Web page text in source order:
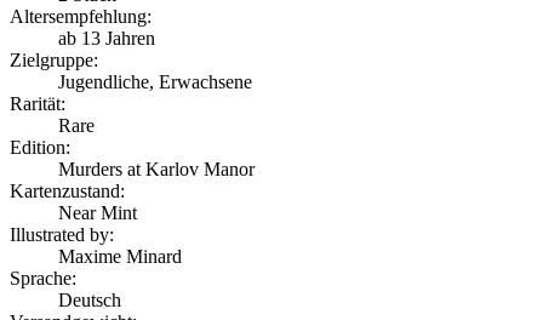
Altersempfehlung:
ab 13 Jahren
Zielgruppe:
Jugendliche, Erwachsene
Rarität:
Rare
Edition:
Murders at Karlov Manor
Kartenzustand:
Near Mint
Illustrated by:
Maxime Minard
Sprache:
Deutsch